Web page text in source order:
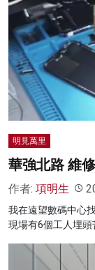
科技
影片
名家榜
灼見活動
明見萬里
華強北路 維
作者: 項明生
我在遠望數碼中心
現場有6個工人埋頭